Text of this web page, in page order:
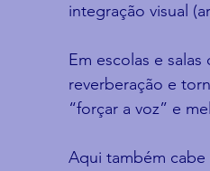
integração visual
Em escolas e
reverberação e
“forçar a voz” e
Aqui também